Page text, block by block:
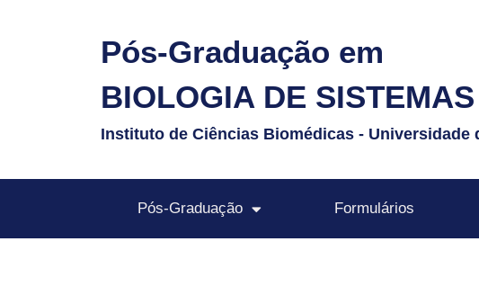
Pós-Graduação em
BIOLOGIA DE SISTEMAS
Instituto de Ciências Biomédicas - Universidade
Pós-Graduação Formulários